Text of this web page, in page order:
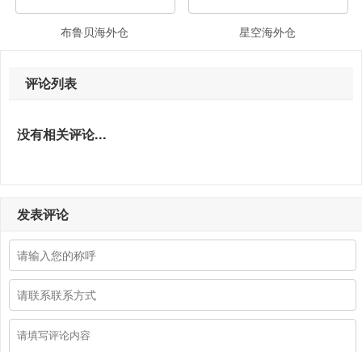
布鲁贝海外仓 星空海外仓
评论列表
没有相关评论...
发表评论